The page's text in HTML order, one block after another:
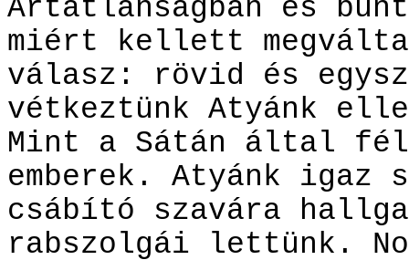
Ártatlanságban és
miért kellett
válasz: rövid és
vétkeztünk Atyánk
Mint a Sátán által
emberek. Atyánk igaz
csábító szavára
rabszolgái lettünk.